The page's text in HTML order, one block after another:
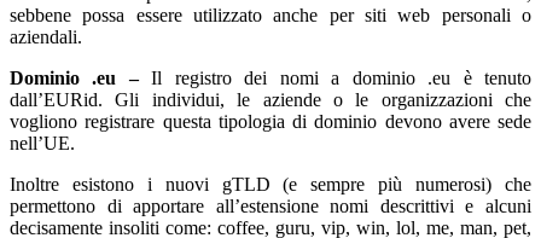
sebbene possa essere utilizzato anche per siti web personali o
aziendali.
Dominio .eu –Il registro dei nomi a dominio .eu è tenuto
dall’EURid. Gli individui, le aziende o le organizzazioni che
vogliono registrare questa tipologia di dominio devono avere sede
nell’UE.
Inoltre esistono i nuovi gTLD (e sempre più numerosi) che
permettono di apportare all’estensione nomi descrittivi e alcuni
decisamente insoliti come: coffee, guru, vip, win, lol, me, man, pet,